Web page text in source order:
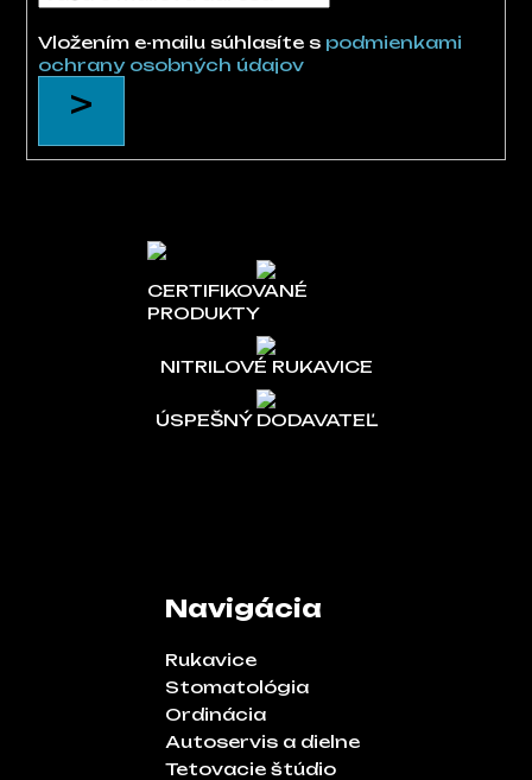
Vložením e-mailu súhlasíte s podmienkami
ochrany osobných údajov
CERTIFIKOVANÉ
PRODUKTY
NITRILOVÉ RUKAVICE
ÚSPEŠNÝ DODAVATEĽ
Navigácia
Rukavice
Stomatológia
Ordinácia
Autoservis a dielne
Tetovacie štúdio